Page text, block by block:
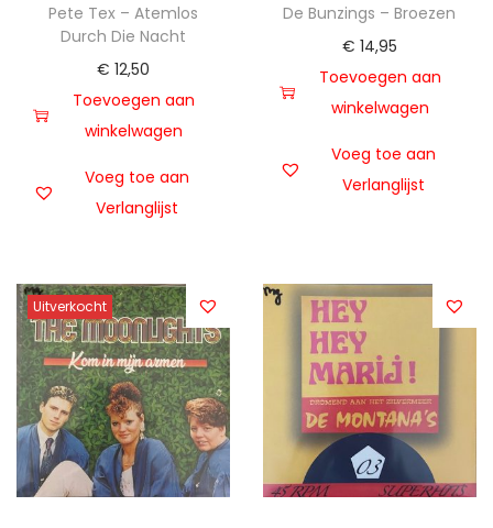
Pete Tex – Atemlos
Durch Die Nacht
€ 12,50
Toevoegen aan
winkelwagen
Voeg toe aan
Verlanglijst
De Bunzings – Broezen
€ 14,95
Toevoegen aan
winkelwagen
Voeg toe aan
Verlanglijst
Uitverkocht